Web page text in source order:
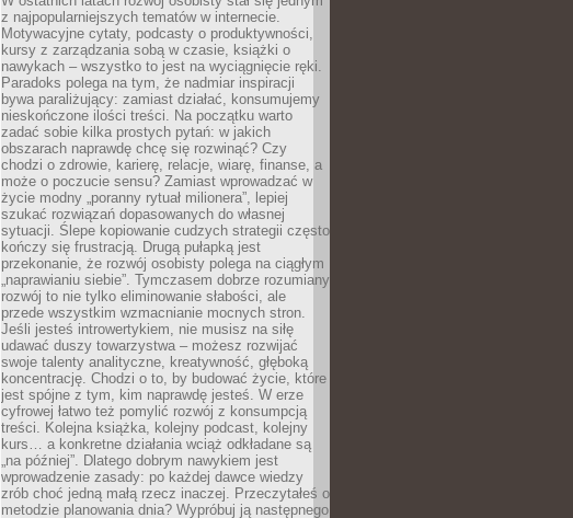
z najpopularniejszych tematów w internecie.
Motywacyjne cytaty, podcasty o produktywności,
kursy z zarządzania sobą w czasie, książki o
nawykach – wszystko to jest na wyciągnięcie ręki.
Paradoks polega na tym, że nadmiar inspiracji
bywa paraliżujący: zamiast działać, konsumujemy
nieskończone ilości treści. Na początku warto
zadać sobie kilka prostych pytań: w jakich
obszarach naprawdę chcę się rozwinąć? Czy
chodzi o zdrowie, karierę, relacje, wiarę, finanse, a
może o poczucie sensu? Zamiast wprowadzać w
życie modny „poranny rytuał milionera”, lepiej
szukać rozwiązań dopasowanych do własnej
sytuacji. Ślepe kopiowanie cudzych strategii często
kończy się frustracją. Drugą pułapką jest
przekonanie, że rozwój osobisty polega na ciągłym
„naprawianiu siebie”. Tymczasem dobrze rozumiany
rozwój to nie tylko eliminowanie słabości, ale
przede wszystkim wzmacnianie mocnych stron.
Jeśli jesteś introwertykiem, nie musisz na siłę
udawać duszy towarzystwa – możesz rozwijać
swoje talenty analityczne, kreatywność, głęboką
koncentrację. Chodzi o to, by budować życie, które
jest spójne z tym, kim naprawdę jesteś. W erze
cyfrowej łatwo też pomylić rozwój z konsumpcją
treści. Kolejna książka, kolejny podcast, kolejny
kurs… a konkretne działania wciąż odkładane są
„na później”. Dlatego dobrym nawykiem jest
wprowadzenie zasady: po każdej dawce wiedzy
zrób choć jedną małą rzecz inaczej. Przeczytałeś o
metodzie planowania dnia? Wypróbuj ją następnego